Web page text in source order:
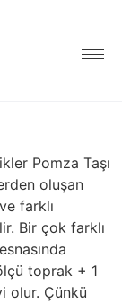
Pomza Taşı
oluşan
farklı
Bir çok farklı
toprak + 1
olur. Çünkü